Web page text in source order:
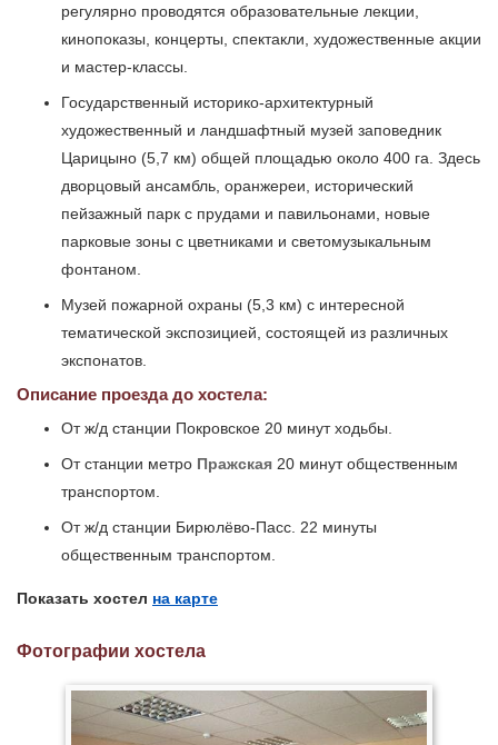
регулярно проводятся образовательные лекции,
кинопоказы, концерты, спектакли, художественные акции
и мастер-классы.
Государственный историко-архитектурный
художественный и ландшафтный музей заповедник
Царицыно (5,7 км) общей площадью около 400 га. Здесь
дворцовый ансамбль, оранжереи, исторический
пейзажный парк с прудами и павильонами, новые
парковые зоны с цветниками и светомузыкальным
фонтаном.
Музей пожарной охраны (5,3 км) с интересной
тематической экспозицией, состоящей из различных
экспонатов.
Описание проезда до хостела:
От ж/д станции Покровское 20 минут ходьбы.
От станции метро Пражская 20 минут общественным
транспортом.
От ж/д станции Бирюлёво-Пасс. 22 минуты
общественным транспортом.
Показать хостел на карте
Фотографии хостела